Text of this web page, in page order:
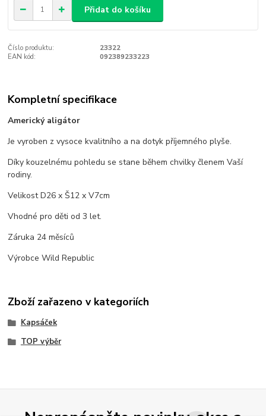
Přidat do košíku
Číslo produktu:
23322
EAN kód:
092389233223
Kompletní specifikace
Americký aligátor
Je vyroben z vysoce kvalitního a na dotyk příjemného plyše.
Díky kouzelnému pohledu se stane během chvilky členem Vaší
rodiny.
Velikost D26 x Š12 x V7cm
Vhodné pro děti od 3 let.
Záruka 24 měsíců
Výrobce Wild Republic
Zboží zařazeno v kategoriích
Kapsáček
TOP výběr